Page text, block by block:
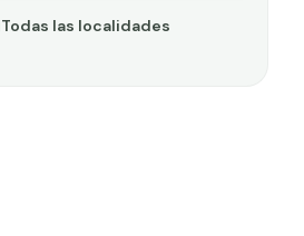
Todas las localidades